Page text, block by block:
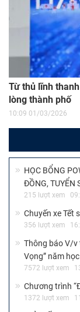
Từ thủ lĩnh
lòng thành phố
10:09 01/03/2026
HỌC BỔNG
ĐỒNG, TUYỂN
215 lượt xem
Chuyến xe Tết
356 lượt xem
Thông báo V/v
Vọng” năm
7572 lượt xem
Chương trình
1372 lượt xem